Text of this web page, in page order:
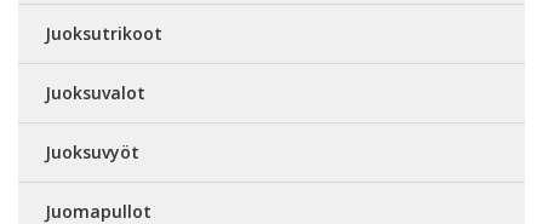
Juoksutrikoot
Juoksuvalot
Juoksuvyöt
Juomapullot